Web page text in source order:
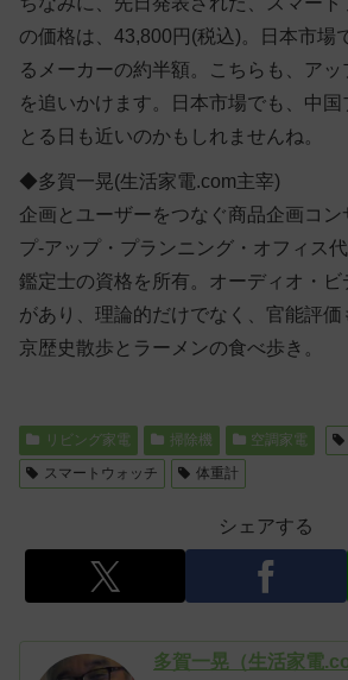
の価格は、43,800円(税込)。日本市場
るメーカーの約半額。こちらも、アッ
を追いかけます。日本市場でも、中
とる日も近いのかもしれませんね。
◆多賀一晃(生活家電.com主宰)
企画とユーザーをつなぐ商品企画コン
プ-アップ・プランニング・オフィス
鑑定士の資格を所有。オーディオ・
があり、理論的だけでなく、官能評
京歴史散歩とラーメンの食べ歩き。
リビング家電 掃除機 空調家電
スマートウォッチ
体重計
シェアする
多賀一晃（生活家電